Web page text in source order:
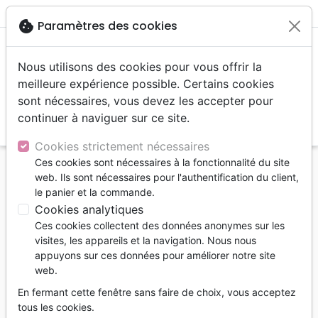
menu
Accueil Editeurs Crussiforme
Crussiforme
Liste des produits de l'éditeur
Filtrertune
Croissance spirituelle Service Eglise
cookie Paramètres des cookies
Nous utilisons des cookies pour vous offrir la
meilleure expérience possible. Certains cookies
sont nécessaires, vous devez les accepter pour
continuer à naviguer sur ce site.
Cookies strictement nécessaires
Ces cookies sont nécessaires à la fonctionnalité du site
web. Ils sont nécessaires pour l'authentification du client,
le panier et la commande.
Cookies analytiques
Ces cookies collectent des données anonymes sur les
visites, les appareils et la navigation. Nous nous
appuyons sur ces données pour améliorer notre site
web.
En fermant cette fenêtre sans faire de choix, vous acceptez
tous les cookies.